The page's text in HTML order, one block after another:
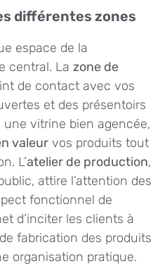
différentes zones
espace de la
central. La zone de
de contact avec vos
et des présentoirs
vitrine bien agencée,
valeur vos produits tout
L’atelier de production,
attire l’attention des
fonctionnel de
d’inciter les clients à
fabrication des produits
organisation pratique.